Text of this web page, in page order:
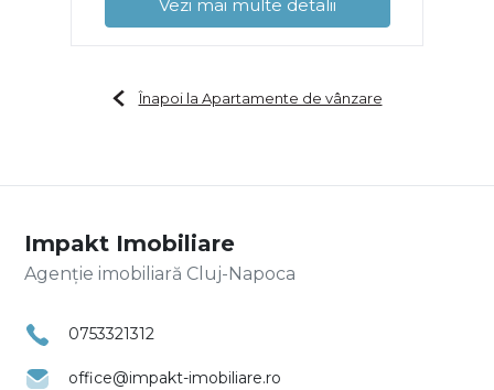
Vezi mai multe detalii
Înapoi la Apartamente de vânzare
Impakt Imobiliare
Agenție imobiliară Cluj-Napoca
0753321312
office@impakt-imobiliare.ro